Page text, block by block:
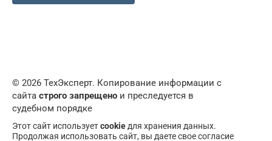
© 2026 ТехЭксперт. Копирование информации с
сайта строго запрещено и преследуется в
судебном порядке
Этот сайт используетcookieдля хранения данных.
Продолжая использовать сайт, вы даете свое согласие